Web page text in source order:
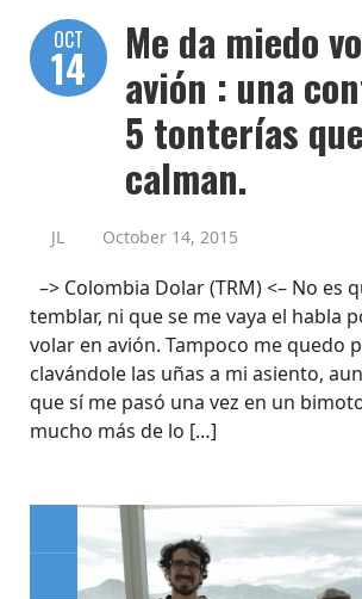
OCT
14
Me da miedo
avión : una
5 tonterías
calman.
JL October 14, 2015
–> Colombia Dolar (TRM) <– No es
temblar, ni que se me vaya el habla
volar en avión. Tampoco me quedo
clavándole las uñas a mi asiento,
que sí me pasó una vez en un
mucho más de lo […]